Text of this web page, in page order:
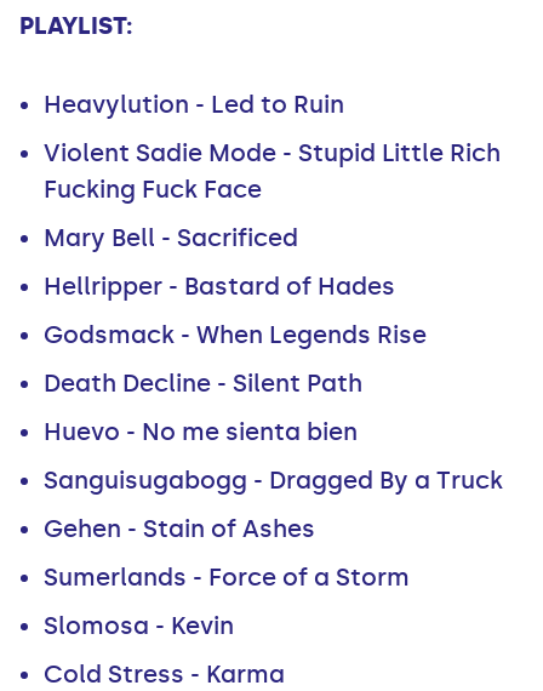
PLAYLIST:
Heavylution - Led to Ruin
Violent Sadie Mode - Stupid Little Rich
Fucking Fuck Face
Mary Bell - Sacrificed
Hellripper - Bastard of Hades
Godsmack - When Legends Rise
Death Decline - Silent Path
Huevo - No me sienta bien
Sanguisugabogg - Dragged By a Truck
Gehen - Stain of Ashes
Sumerlands - Force of a Storm
Slomosa - Kevin
Cold Stress - Karma